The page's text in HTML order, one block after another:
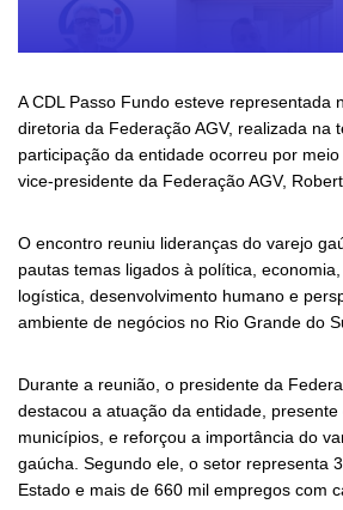
A CDL Passo Fundo esteve representada
diretoria da Federação AGV, realizada na
participação da entidade ocorreu por
vice-presidente da Federação AGV,
O encontro reuniu lideranças do varejo
pautas temas ligados à política,
logística, desenvolvimento humano e
ambiente de negócios no Rio Grande do
Durante a reunião, o presidente da
destacou a atuação da entidade,
municípios, e reforçou a importância do
gaúcha. Segundo ele, o setor representa
Estado e mais de 660 mil empregos com